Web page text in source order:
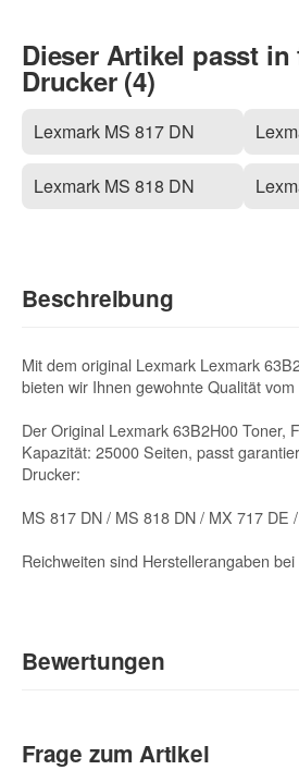
Dieser Artikel passt
Drucker (4)
Lexmark MS 817 DN
Lexmark MS 818 DN
Beschreibung
Mit dem original Lexmark Lexmark
bieten wir Ihnen gewohnte Qualität
Der Original Lexmark 63B2H00 Toner,
Kapazität: 25000 Seiten, passt
Drucker:
MS 817 DN / MS 818 DN / MX 717 DE
Reichweiten sind Herstellerangaben
Bewertungen
Sie Anderen bei der Kaufentscheidung:
Frage zum Artikel